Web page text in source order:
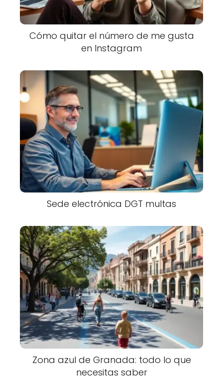
Cómo quitar el número de me gusta
en Instagram
Sede electrónica DGT multas
Zona azul de Granada: todo lo que
necesitas saber